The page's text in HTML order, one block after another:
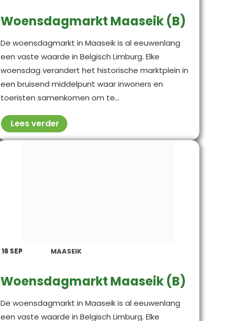
Woensdagmarkt Maaseik (B)
De woensdagmarkt in Maaseik is al eeuwenlang
een vaste waarde in Belgisch Limburg. Elke
woensdag verandert het historische marktplein in
een bruisend middelpunt waar inwoners en
toeristen samenkomen om te...
Lees verder
16 SEP MAASEIK
Woensdagmarkt Maaseik (B)
De woensdagmarkt in Maaseik is al eeuwenlang
een vaste waarde in Belgisch Limburg. Elke